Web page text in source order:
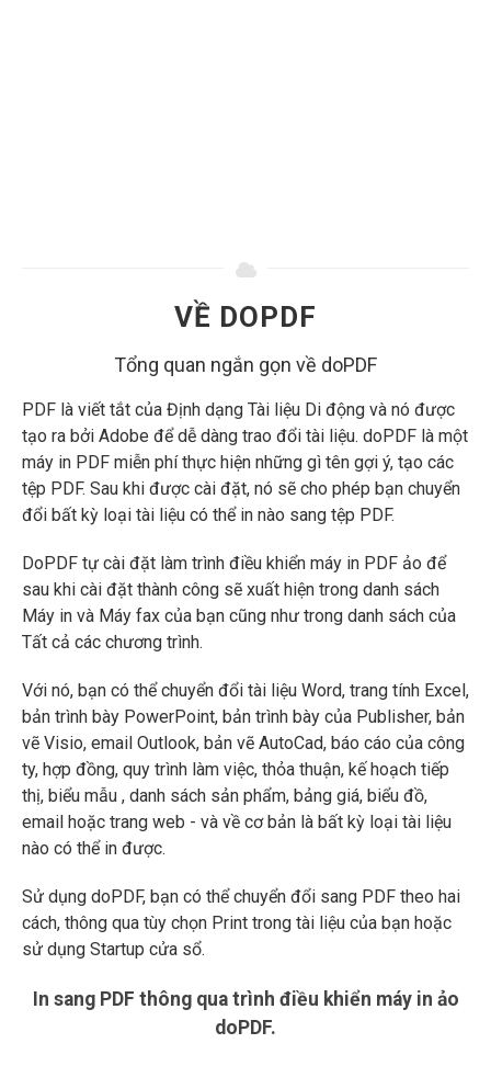
VỀ DOPDF
Tổng quan ngắn gọn về doPDF
PDF là viết tắt của Định dạng Tài liệu Di động và nó được
tạo ra bởi Adobe để dễ dàng trao đổi tài liệu. doPDF là một
máy in PDF miễn phí thực hiện những gì tên gợi ý, tạo các
tệp PDF. Sau khi được cài đặt, nó sẽ cho phép bạn chuyển
đổi bất kỳ loại tài liệu có thể in nào sang tệp PDF.
DoPDF tự cài đặt làm trình điều khiển máy in PDF ảo để
sau khi cài đặt thành công sẽ xuất hiện trong danh sách
Máy in và Máy fax của bạn cũng như trong danh sách của
Tất cả các chương trình.
Với nó, bạn có thể chuyển đổi tài liệu Word, trang tính Excel,
bản trình bày PowerPoint, bản trình bày của Publisher, bản
vẽ Visio, email Outlook, bản vẽ AutoCad, báo cáo của công
ty, hợp đồng, quy trình làm việc, thỏa thuận, kế hoạch tiếp
thị, biểu mẫu , danh sách sản phẩm, bảng giá, biểu đồ,
email hoặc trang web - và về cơ bản là bất kỳ loại tài liệu
nào có thể in được.
Sử dụng doPDF, bạn có thể chuyển đổi sang PDF theo hai
cách, thông qua tùy chọn Print trong tài liệu của bạn hoặc
sử dụng Startup cửa sổ.
In sang PDF thông qua trình điều khiển máy in ảo
doPDF.